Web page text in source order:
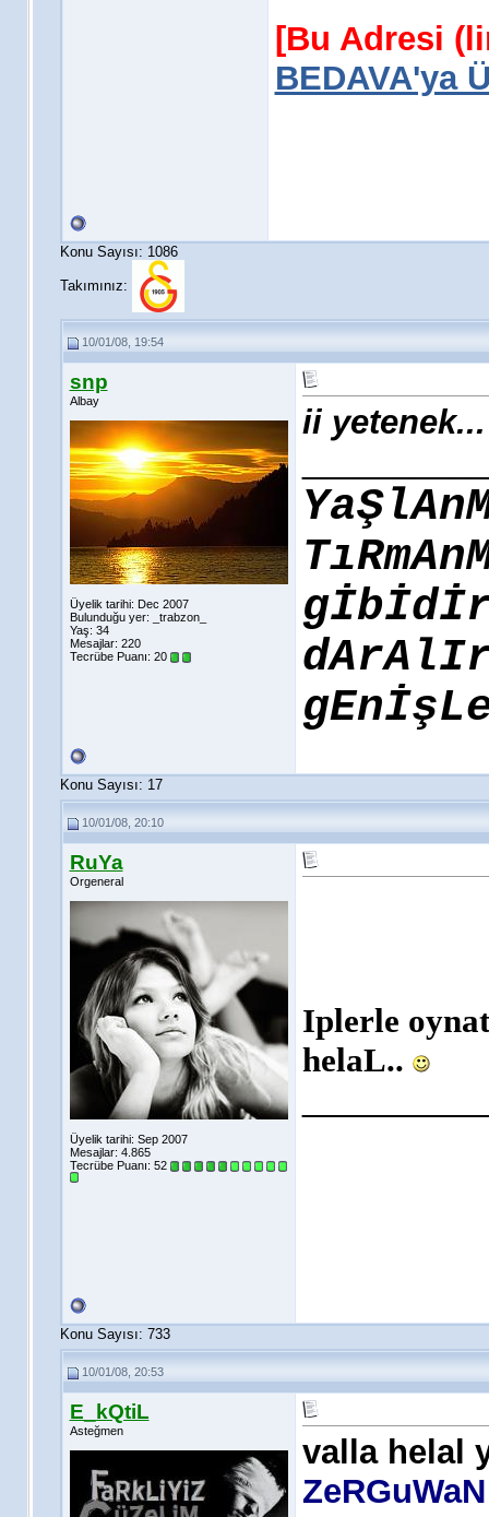
[Bu Adresi
BEDAVA'ya
Konu Sayısı: 1086
Takımınız:
10/01/08, 19:54
snp
Albay
Üyelik tarihi: Dec 2007
Bulunduğu yer: _trabzon_
Yaş: 34
Mesajlar: 220
Tecrübe Puanı: 20
ii yetenek...
dArAlIr
Konu Sayısı: 17
10/01/08, 20:10
RuYa
Orgeneral
Üyelik tarihi: Sep 2007
Mesajlar: 4.865
Tecrübe Puanı: 52
Iplerle
helaL..
Konu Sayısı: 733
10/01/08, 20:53
E_kQtiL
Asteğmen
valla helal